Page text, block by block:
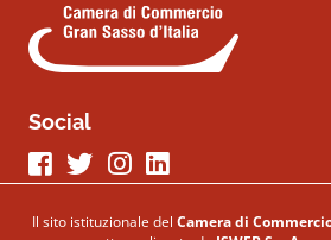
Social
Seguici su Facebook
Seguici su Twitter
Seguici su
Seguici su
Il sito istituzionale del Camera di